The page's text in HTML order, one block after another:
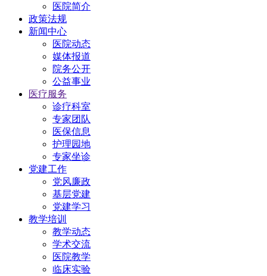
医院简介
政策法规
新闻中心
医院动态
媒体报道
院务公开
公益事业
医疗服务
诊疗科室
专家团队
医保信息
护理园地
专家坐诊
党建工作
党风廉政
基层党建
党建学习
教学培训
教学动态
学术交流
医院教学
临床实验